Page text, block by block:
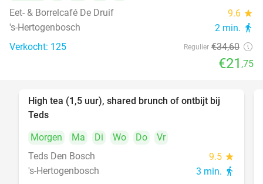
Eet- & Borrelcafé De Druif
9.6 star
's-Hertogenbosch 2 min. directions_walk
Verkocht: 125 Regulier €34,60
€21 ,75
35%
High tea (1,5 uur), shared brunch of ontbijt bij
Teds
Morgen
Ma Di Wo Do
Vr
Teds Den Bosch
9.5 star
's-Hertogenbosch 3 min. directions_walk